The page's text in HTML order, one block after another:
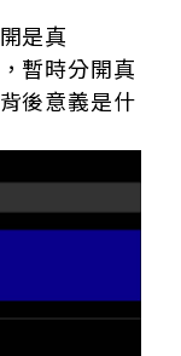
是真
暫時分開真
後意義是什